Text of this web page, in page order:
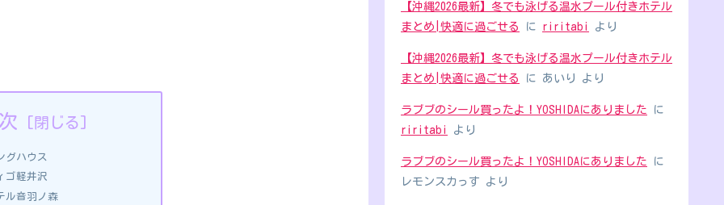
グハウス
ゴ軽井沢
音羽ノ森
【沖縄2026最新】冬でも泳げる温水プール付きホテル
まとめ|快適に過ごせる
に riritabi より
【沖縄2026最新】冬でも泳げる温水プール付きホテル
まとめ|快適に過ごせる
に あいり より
ラブブのシール買ったよ！YOSHIDAにありました に
riritabi
より
ラブブのシール買ったよ！YOSHIDAにありました に
レモンスカっす より